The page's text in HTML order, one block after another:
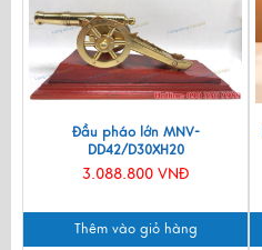
Đầu pháo lớn MNV-
DD42/D30XH20
3.088.800 VNĐ
Thêm vào giỏ hàng